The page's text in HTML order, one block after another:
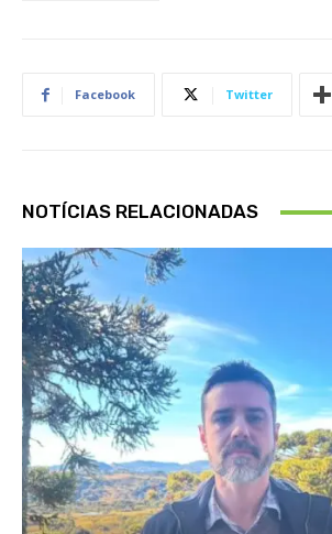
Facebook Twitter
NOTÍCIAS RELACIONADAS